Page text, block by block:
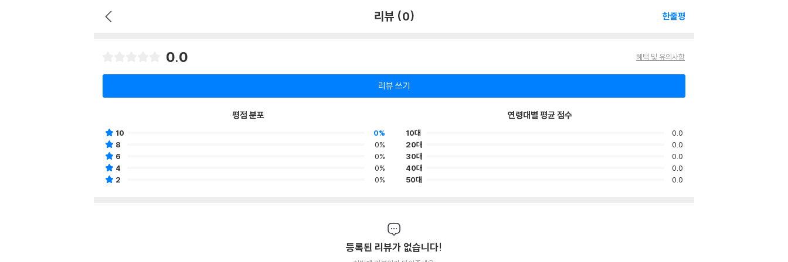
리뷰 (0) 한줄평
0.0 혜택 및 유의사항
리뷰 쓰기
평점 분포
10
0%
8
0%
6
0%
4
0%
2
0%
연령대별 평균 점수
10대
0.0
20대
0.0
30대
0.0
40대
0.0
50대
0.0
등록된 리뷰가 없습니다!